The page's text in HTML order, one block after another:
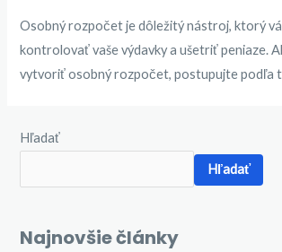
Osobný rozpočet je dôležitý nástroj, ktorý
kontrolovať vaše výdavky a ušetriť peniaze.
vytvoriť osobný rozpočet, postupujte podľa
Hľadať
Hľadať
Najnovšie články